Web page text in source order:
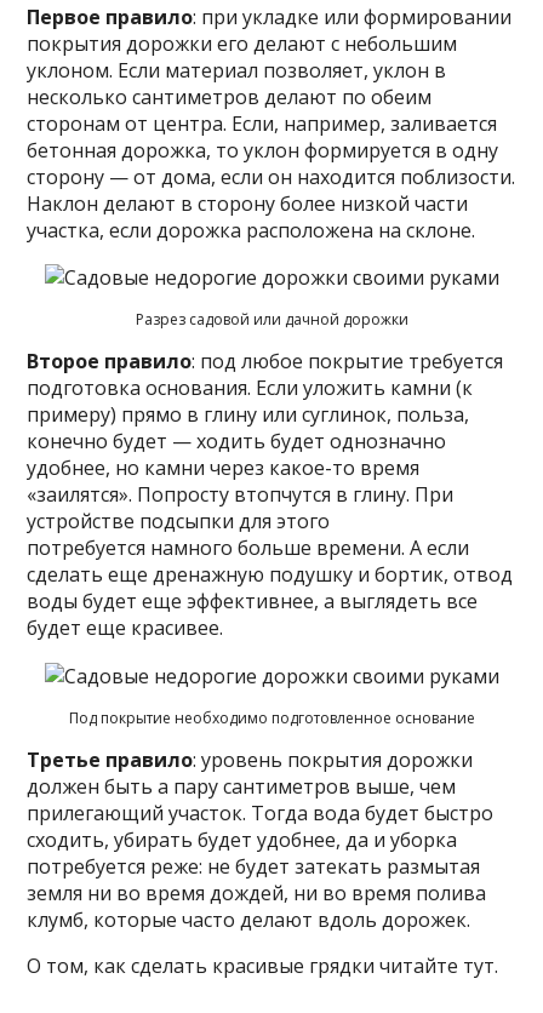
Первое правило: при укладке или формировании
покрытия дорожки его делают с небольшим
уклоном. Если материал позволяет, уклон в
несколько сантиметров делают по обеим
сторонам от центра. Если, например, заливается
бетонная дорожка, то уклон формируется в одну
сторону — от дома, если он находится поблизости.
Наклон делают в сторону более низкой части
участка, если дорожка расположена на склоне.
Разрез садовой или дачной дорожки
Второе правило: под любое покрытие требуется
подготовка основания. Если уложить камни (к
примеру) прямо в глину или суглинок, польза,
конечно будет — ходить будет однозначно
удобнее, но камни через какое-то время
«заилятся». Попросту втопчутся в глину. При
устройстве подсыпки для этого
потребуется намного больше времени. А если
сделать еще дренажную подушку и бортик, отвод
воды будет еще эффективнее, а выглядеть все
будет еще красивее.
Под покрытие необходимо подготовленное основание
Третье правило: уровень покрытия дорожки
должен быть а пару сантиметров выше, чем
прилегающий участок. Тогда вода будет быстро
сходить, убирать будет удобнее, да и уборка
потребуется реже: не будет затекать размытая
земля ни во время дождей, ни во время полива
клумб, которые часто делают вдоль дорожек.
О том, как сделать красивые грядки читайте тут.